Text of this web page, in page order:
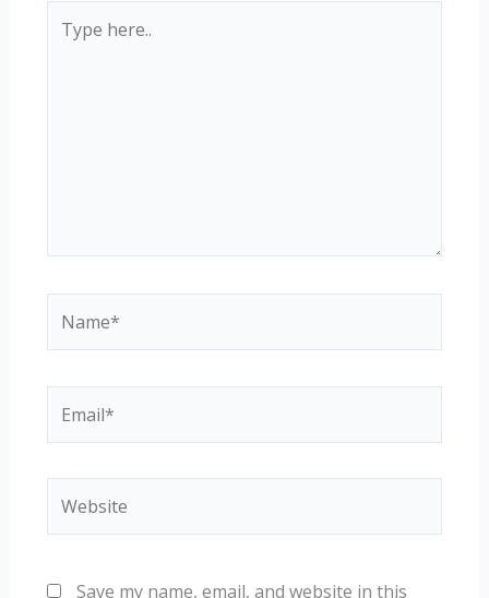
here..
Save my name, email, and website in this